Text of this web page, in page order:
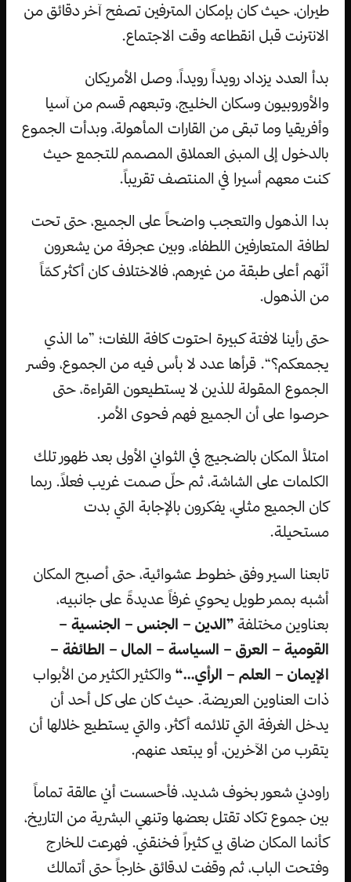
طيران، حيث كان بإمكان المترفين تصفح آخر دقائق من
الانترنت قبل انقطاعه وقت الاجتماع.
بدأ العدد يزداد رويداً رويداً، وصل الأمريكان
والأوروبيون وسكان الخليج، وتبعهم قسم من آسيا
وأفريقيا وما تبقى من القارات المأهولة، وبدأت الجموع
بالدخول إلى المبنى العملاق المصمم للتجمع حيث
كنت معهم أسيرا في المنتصف تقريباً.
بدا الذهول والتعجب واضحاً على الجميع، حتى تحت
لطافة المتعارفين اللطفاء، وبين عجرفة من يشعرون
أنّهم أعلى طبقة من غيرهم، فالاختلاف كان أكثر كمّاً
من الذهول.
حتى رأينا لافتة كبيرة احتوت كافة اللغات؛ ”ما الذي
يجمعكم؟“. قرأها عدد لا بأس فيه من الجموع، وفسر
الجموع المقولة للذين لا يستطيعون القراءة، حتى
حرصوا على أن الجميع فهم فحوى الأمر.
امتلأ المكان بالضجيج في الثواني الأولى بعد ظهور تلك
الكلمات على الشاشة، ثم حلّ صمت غريب فعلاً. ربما
كان الجميع مثلي، يفكرون بالإجابة التي بدت
مستحيلة.
تابعنا السير وفق خطوط عشوائية، حتى أصبح المكان
أشبه بممر طويل يحوي غرفاً عديدةً على جانبيه،
بعناوين مختلفة ”الدين – الجنس – الجنسية –
القومية – العرق – السياسة – المال – الطائفة –
الإيمان – العلم – الرأي…“ والكثير الكثير من الأبواب
ذات العناوين العريضة. حيث كان على كل أحد أن
يدخل الغرفة التي تلائمه أكثر، والتي يستطيع خلالها أن
يتقرب من الآخرين، أو يبتعد عنهم.
راودني شعور بخوف شديد، فأحسست أني عالقة تماماً
بين جموع تكاد تقتل بعضها وتنهي البشرية من التاريخ،
كأنما المكان ضاق بي كثيراً فخنقني. فهرعت للخارج
وفتحت الباب، ثم وقفت لدقائق خارجاً حتى أتمالك